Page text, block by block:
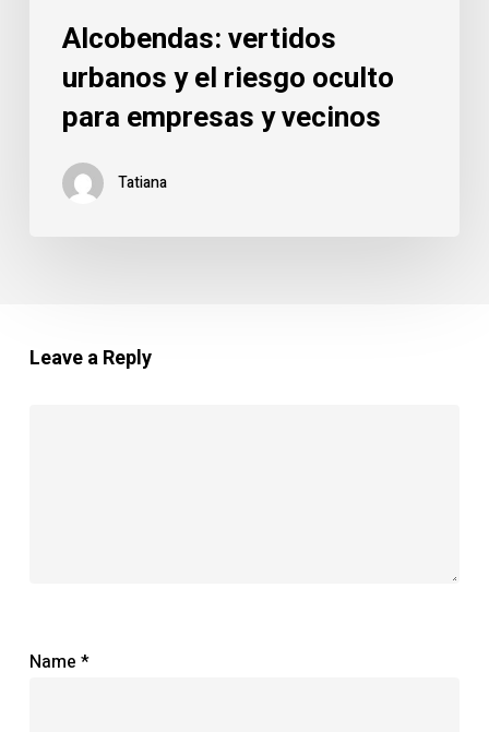
Alcobendas: vertidos
urbanos y el riesgo oculto
para empresas y vecinos
Tatiana
Leave a Reply
Name *